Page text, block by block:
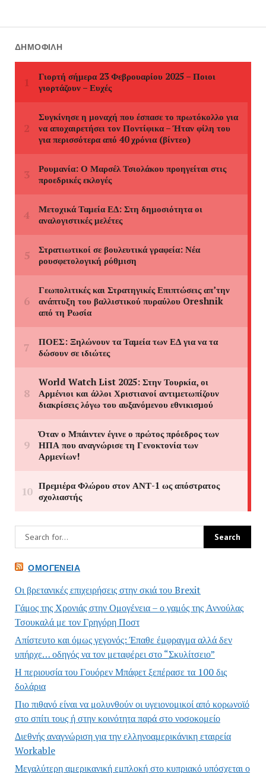
ΔΗΜΟΦΙΛΉ
ΟΜΟΓΈΝΕΙΑ
Οι βρετανικές επιχειρήσεις στην σκιά του Brexit
Γάμος της Χρονιάς στην Ομογένεια – ο γαμός της Αννούλας
Τσουκαλά με τον Γρηγόρη Ποστ
Απίστευτο και όμως γεγονός: Έπαθε έμφραγμα αλλά δεν
υπήρχε… οδηγός να τον μεταφέρει στο “Σκυλίτσειο”
Η περιουσία του Γουόρεν Μπάφετ ξεπέρασε τα 100 δις
δολάρια
Πιο πιθανό είναι να μολυνθούν οι υγειονομικοί από κορωνοϊό
στο σπίτι τους ή στην κοινότητα παρά στο νοσοκομείο
Διεθνής αναγνώριση για την ελληνοαμερικάνικη εταιρεία
Workable
Μεγαλύτερη αμερικανική εμπλοκή στο κυπριακό υπόσχεται ο